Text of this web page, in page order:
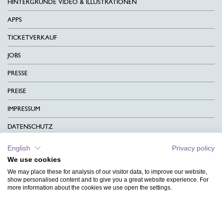
HINTERGRÜNDE VIDEO & ILLUSTRATIONEN
APPS
TICKETVERKAUF
JOBS
PRESSE
PREISE
IMPRESSUM
DATENSCHUTZ
KONTAKT
AGB
CHARITY
English
Privacy policy
We use cookies
We may place these for analysis of our visitor data, to improve our website,
show personalised content and to give you a great website experience. For
more information about the cookies we use open the settings.